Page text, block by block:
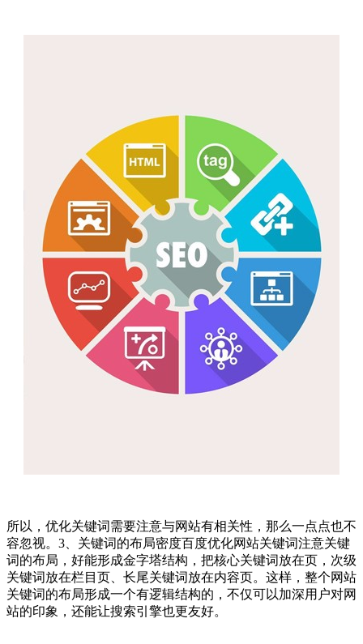
所以，优化关键词需要注意与网站有相关性，那么一点点也不
容忽视。3、关键词的布局密度百度优化网站关键词注意关键
词的布局，好能形成金字塔结构，把核心关键词放在页，次级
关键词放在栏目页、长尾关键词放在内容页。这样，整个网站
关键词的布局形成一个有逻辑结构的，不仅可以加深用户对网
站的印象，还能让搜索引擎也更友好。